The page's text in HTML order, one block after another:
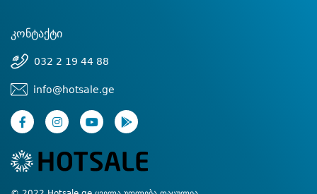
კონტაქტი
032 2 19 44 88
info@hotsale.ge